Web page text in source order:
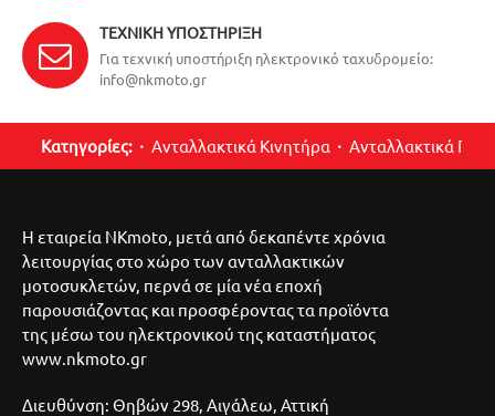
ΤΕΧΝΙΚΉ ΥΠΟΣΤΉΡΙΞΗ
Για τεχνική υποστήριξη ηλεκτρονικό ταχυδρομείο:
info@nkmoto.gr
Κατηγορίες: Ανταλλακτικά Κινητήρα Ανταλλακτικά
Η εταιρεία NKmoto, μετά από δεκαπέντε χρόνια
λειτουργίας στο χώρο των ανταλλακτικών
μοτοσυκλετών, περνά σε μία νέα εποχή
παρουσιάζοντας και προσφέροντας τα προϊόντα
της μέσω του ηλεκτρονικού της καταστήματος
www.nkmoto.gr
Διευθύνση: Θηβών 298, Αιγάλεω, Αττική